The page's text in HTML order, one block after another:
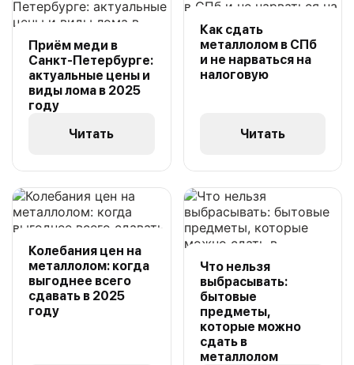
Приём меди в
Санкт-Петербурге:
актуальные цены и
виды лома в 2025
году
Читать
Как сдать
металлолом в СПб
и не нарваться на
налоговую
Читать
Колебания цен на
металлолом: когда
выгоднее всего
сдавать в 2025
году
Что нельзя
выбрасывать:
бытовые
предметы,
которые можно
сдать в
металлолом